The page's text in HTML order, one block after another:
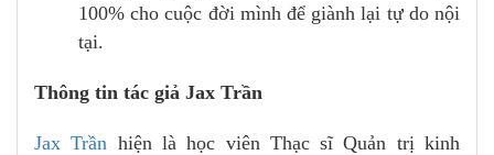
100% cho cuộc đời mình để giành lại tự do nội
tại.
Thông tin tác giả Jax Trần
Jax Trần hiện là học viên Thạc sĩ Quản trị kinh